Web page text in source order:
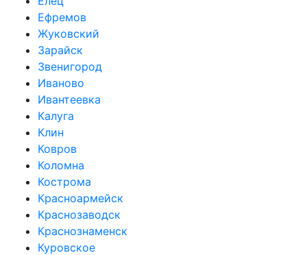
Ефремов
Жуковский
Зарайск
Звенигород
Иваново
Ивантеевка
Калуга
Клин
Ковров
Коломна
Кострома
Красноармейск
Краснозаводск
Краснознаменск
Куровское